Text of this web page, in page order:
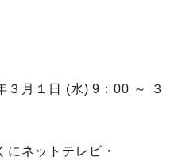
月１日 (水) 9：00 ～ ３
ネットテレビ・